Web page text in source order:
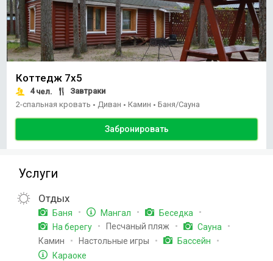
Коттедж 7х5
4чел.
Завтраки
2-спальная кровать • Диван • Камин • Баня/Сауна
Забронировать
Услуги
Отдых
Баня Мангал
Беседка
На берегу
Песчаный пляж
Сауна
Камин
Настольные игры
Бассейн
Караоке